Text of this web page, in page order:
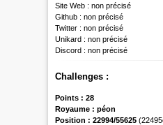
Site Web : non précisé
Github : non précisé
Twitter : non précisé
Unikard : non précisé
Discord : non précisé
Challenges :
Points : 28
Royaume : péon
Position : 22994/55625